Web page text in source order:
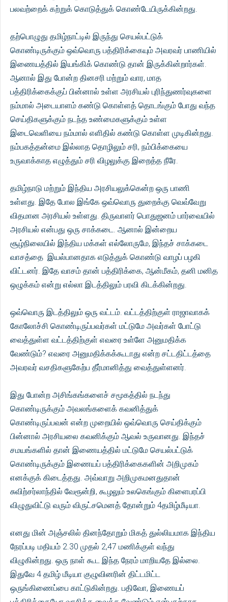
பலவற்றைக் கற்றுக் கொடுத்துக் கொண்டேயிருக்கின்றது.
தற்பொழுது தமிழ்நாட்டில் இருந்து செயல்பட்டுக்
கொண்டிருக்கும் ஒவ்வொரு பத்திரிக்கையும் அவரவர் பாணியில்
இணையத்தில் இயங்கிக் கொண்டு தான் இருக்கின்றார்கள்.
ஆனால் இது போன்ற தினசரி மற்றும் வார, மாத
பத்திரிக்கைக்குப் பின்னால் உள்ள அரசியல் புரிந்துணர்வுகளை
நம்மால் அடையாளம் கண்டு கொள்ளத் தொடங்கும் போது வந்த
செய்திகளுக்கும் நடந்த உண்மைகளுக்கும் உள்ள
இடைவெளியை நம்மால் எளிதில் கண்டு கொள்ள முடிகின்றது.
நம்பகத்தன்மை இல்லாத தொழிலும் சரி, நம்பிக்கையை
உருவாக்காத எழுத்தும் சரி விழலுக்கு இறைத்த நீரே.
தமிழ்நாடு மற்றும் இந்திய அரசியலுக்கென்ற ஒரு பாணி
உள்ளது. இதே போல இங்கே ஒவ்வொரு துறைக்கு வெவ்வேறு
விதமான அரசியல் உள்ளது. திருவாளர் பொதுஜனம் பார்வையில்
அரசியல் என்பது ஒரு சாக்கடை. ஆனால் இன்றைய
சூழ்நிலையில் இந்திய மக்கள் எல்லோருமே, இந்தச் சாக்கடை
வாசத்தை இயல்பானதாக எடுத்துக் கொண்டு வாழப் பழகி
விட்டனர். இதே வாசம் தான் பத்திரிக்கை, ஆன்மீகம், தனி மனித
ஒழுக்கம் என்று எல்லா இடத்திலும் பரவி கிடக்கின்றது.
ஒவ்வொரு இடத்திலும் ஒரு வட்டம். வட்டத்திற்குள் ராஜாவாகக்
கோலோச்சி கொண்டிருப்பவர்கள் மட்டுமே அவர்கள் போட்டு
வைத்துள்ள வட்டத்திற்குள் எவரை உள்ளே அனுமதிக்க
வேண்டும்? எவரை அனுமதிக்கக்கூடாது என்ற சட்டதிட்டத்தை
அவரவர் வசதிகளுகேற்ப தீர்மானித்து வைத்துள்ளனர்.
இது போன்ற அசிங்கங்களைச் சமூகத்தில் நடந்து
கொண்டிருக்கும் அவலங்களைக் கவனித்துக்
கொண்டிருப்பவன் என்ற முறையில் ஒவ்வொரு செய்திக்கும்
பின்னால் அரசியலை கவனிக்கும் ஆவல் உருவானது. இந்தச்
சமயங்களில் தான் இணையத்தில் மட்டுமே செயல்பட்டுக்
கொண்டிருக்கும் இணையப் பத்திரிக்கைகளின் அறிமுகம்
எனக்குக் கிடைத்தது. அவ்வாறு அறிமுகமனதுதான்
சுவிற்சர்லாந்தில் வேரூன்றி, கூழலும் உலகெங்கும் கிளைபரப்பி
விழுதுவிட்டு வரும் விருட்சமெனத் தோன்றும் 4தமிழ்மீடியா.
எனது மின் அஞ்சலில் தினந்தோறும் மிகத் துல்லியமாக இந்திய
நேரப்படி மதியம் 2.30 முதல் 2,47 மணிக்குள் வந்து
விழுகின்றது. ஒரு நாள் கூட இந்த நேரம் மாறியதே இல்லை.
இதுவே 4 தமிழ் மீடியா குழுவினரின் திட்டமிட்ட
ஒருங்கிணைப்பை காட்டுகின்றது. பதிவோ, இணையப்